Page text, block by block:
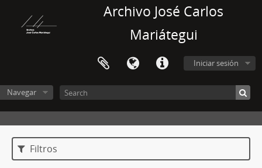
Archivo José Carlos
Mariátegui
Iniciar sesión
Navegar
Filtros